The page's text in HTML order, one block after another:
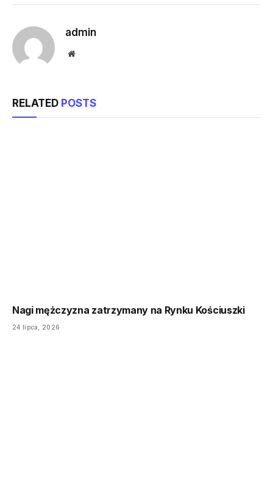
admin
Website
RELATED POSTS
Nagi mężczyzna zatrzymany na Rynku Kościuszki
24 lipca, 2026